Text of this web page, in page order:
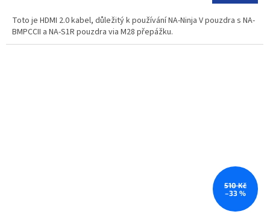
Toto je HDMI 2.0 kabel, důležitý k používání NA-Ninja V pouzdra s NA-
BMPCCII a NA-S1R pouzdra via M28 přepážku.
510 Kč
–33 %